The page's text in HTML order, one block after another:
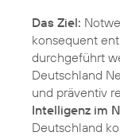
Das Ziel:
konsequent
durchgeführt
Deutschland
und präventiv
Intelligenz im
Deutschland